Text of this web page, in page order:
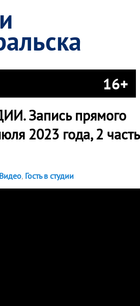
16+
Запись прямого
2023 года, 2 часть
Видео, Гость в студии